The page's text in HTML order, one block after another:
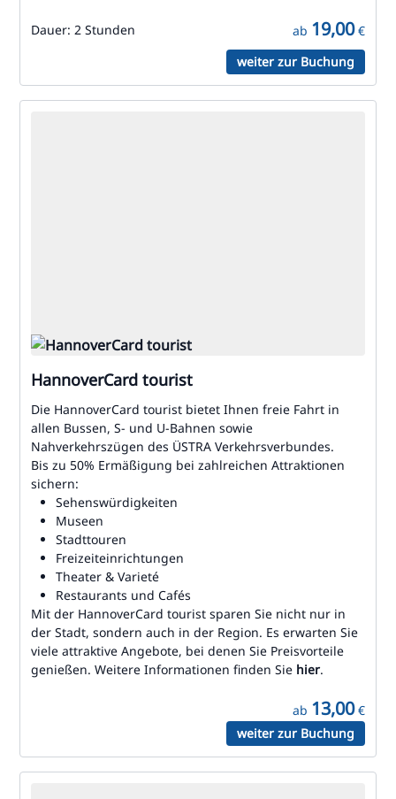
Dauer: 2 Stunden ab 19,00€
weiter zur Buchung
HannoverCard tourist
Die HannoverCard tourist bietet Ihnen freie Fahrt in
allen Bussen, S- und U-Bahnen sowie
Nahverkehrszügen des ÜSTRA Verkehrsverbundes.
Bis zu 50% Ermäßigung bei zahlreichen Attraktionen
sichern:
Sehenswürdigkeiten
Museen
Stadttouren
Freizeiteinrichtungen
Theater & Varieté
Restaurants und Cafés
Mit der HannoverCard tourist sparen Sie nicht nur in
der Stadt, sondern auch in der Region. Es erwarten Sie
viele attraktive Angebote, bei denen Sie Preisvorteile
genießen. Weitere Informationen finden Sie hier.
ab 13,00€
weiter zur Buchung